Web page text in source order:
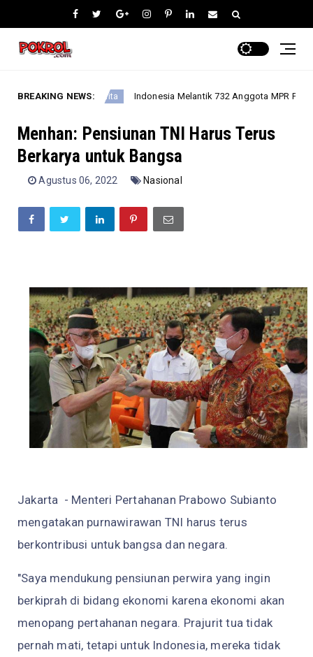
BREAKING NEWS:
Berita Indonesia Melantik 732 Anggota MPR Periode
Menhan: Pensiunan TNI Harus Terus
Berkarya untuk Bangsa
Agustus 06, 2022 Nasional
Jakarta - Menteri Pertahanan Prabowo Subianto
mengatakan purnawirawan TNI harus terus
berkontribusi untuk bangsa dan negara.
"Saya mendukung pensiunan perwira yang ingin
berkiprah di bidang ekonomi karena ekonomi akan
menopang pertahanan negara. Prajurit tua tidak
pernah mati, tetapi untuk Indonesia, mereka tidak